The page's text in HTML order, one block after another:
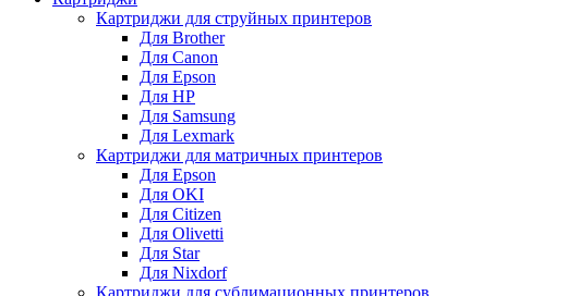
Картриджи для струйных принтеров
Для Brother
Для Canon
Для Epson
Для HP
Для Samsung
Для Lexmark
Картриджи для матричных принтеров
Для Epson
Для OKI
Для Citizen
Для Olivetti
Для Star
Для Nixdorf
Картриджи для сублимационных принтеров